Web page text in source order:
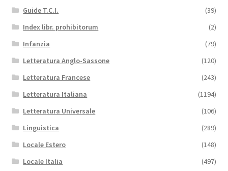
Guide T.C.I.
(39)
Index libr. prohibitorum
(2)
Infanzia
(79)
Letteratura Anglo-Sassone
(120)
Letteratura Francese
(243)
Letteratura Italiana
(1194)
Letteratura Universale
(106)
Linguistica
(289)
Locale Estero
(148)
Locale Italia
(497)